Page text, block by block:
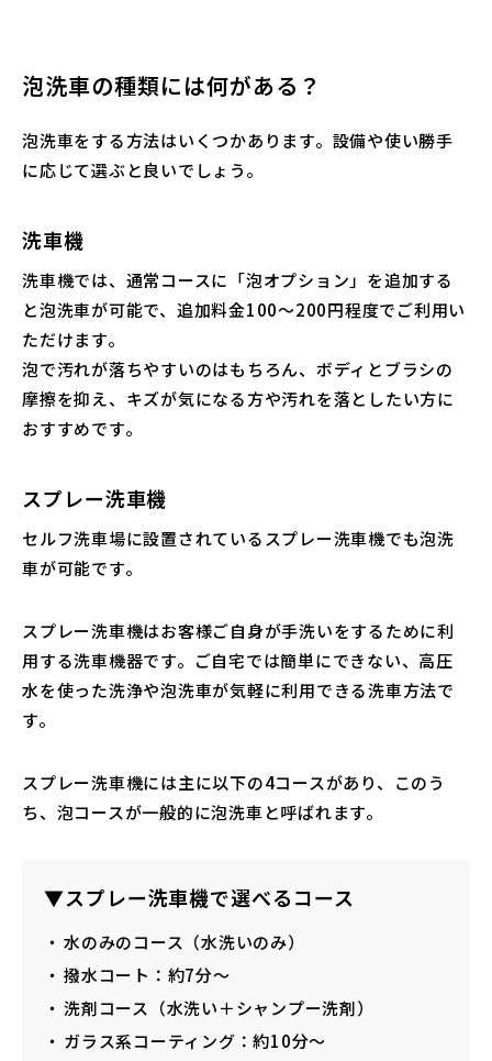
泡洗車の種類には何がある？
泡洗車をする方法はいくつかあります。設備や使い勝手
に応じて選ぶと良いでしょう。
洗車機
洗車機では、通常コースに「泡オプション」を追加する
と泡洗車が可能で、追加料金100〜200円程度でご利用い
ただけます。
泡で汚れが落ちやすいのはもちろん、ボディとブラシの
摩擦を抑え、キズが気になる方や汚れを落としたい方に
おすすめです。
スプレー洗車機
セルフ洗車場に設置されているスプレー洗車機でも泡洗
車が可能です。
スプレー洗車機はお客様ご自身が手洗いをするために利
用する洗車機器です。ご自宅では簡単にできない、高圧
水を使った洗浄や泡洗車が気軽に利用できる洗車方法で
す。
スプレー洗車機には主に以下の4コースがあり、このう
ち、泡コースが一般的に泡洗車と呼ばれます。
▼スプレー洗車機で選べるコース
水のみのコース（水洗いのみ）
撥水コート：約7分～
洗剤コース（水洗い＋シャンプー洗剤）
ガラス系コーティング：約10分～